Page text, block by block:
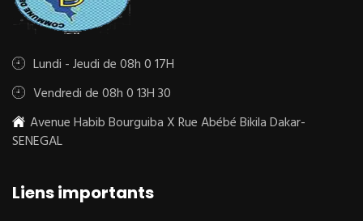
Lundi - Jeudi de 08h 0 17H
Vendredi de 08h 0 13H 30
Avenue Habib Bourguiba X Rue Abébé Bikila Dakar-
SENEGAL
Liens importants